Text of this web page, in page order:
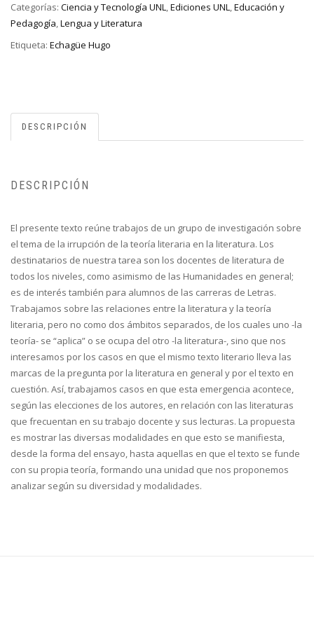
Categorías: Ciencia y Tecnología UNL,Ediciones UNL,Educación y
Pedagogía,Lengua y Literatura
Etiqueta: Echagüe Hugo
DESCRIPCIÓN
DESCRIPCIÓN
El presente texto reúne trabajos de un grupo de investigación sobre
el tema de la irrupción de la teoría literaria en la literatura. Los
destinatarios de nuestra tarea son los docentes de literatura de
todos los niveles, como asimismo de las Humanidades en general;
es de interés también para alumnos de las carreras de Letras.
Trabajamos sobre las relaciones entre la literatura y la teoría
literaria, pero no como dos ámbitos separados, de los cuales uno -la
teoría- se “aplica” o se ocupa del otro -la literatura-, sino que nos
interesamos por los casos en que el mismo texto literario lleva las
marcas de la pregunta por la literatura en general y por el texto en
cuestión. Así, trabajamos casos en que esta emergencia acontece,
según las elecciones de los autores, en relación con las literaturas
que frecuentan en su trabajo docente y sus lecturas. La propuesta
es mostrar las diversas modalidades en que esto se manifiesta,
desde la forma del ensayo, hasta aquellas en que el texto se funde
con su propia teoría, formando una unidad que nos proponemos
analizar según su diversidad y modalidades.